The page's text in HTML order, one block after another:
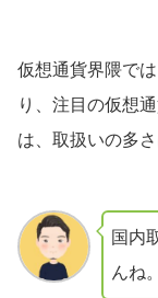
仮想通貨界隈で
り、注目の仮想
は、取扱いの多
国内
んね。